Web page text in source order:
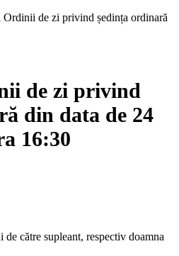
Ordinii de zi privind ședința ordinară
de zi privind
din data de 24
16:30
către supleant, respectiv doamna